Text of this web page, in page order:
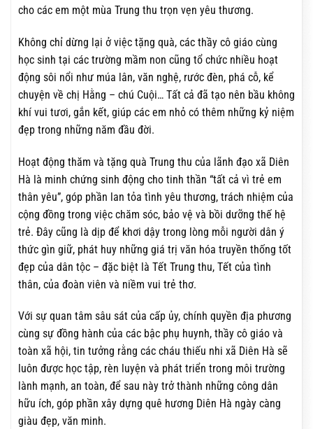
cho các em một mùa Trung thu trọn vẹn yêu thương.
Không chỉ dừng lại ở việc tặng quà, các thầy cô giáo cùng
học sinh tại các trường mầm non cũng tổ chức nhiều hoạt
động sôi nổi như múa lân, văn nghệ, rước đèn, phá cỗ, kể
chuyện về chị Hằng – chú Cuội… Tất cả đã tạo nên bầu không
khí vui tươi, gắn kết, giúp các em nhỏ có thêm những kỷ niệm
đẹp trong những năm đầu đời.
Hoạt động thăm và tặng quà Trung thu của lãnh đạo xã Diên
Hà là minh chứng sinh động cho tinh thần “tất cả vì trẻ em
thân yêu”, góp phần lan tỏa tình yêu thương, trách nhiệm của
cộng đồng trong việc chăm sóc, bảo vệ và bồi dưỡng thế hệ
trẻ. Đây cũng là dịp để khơi dậy trong lòng mỗi người dân ý
thức gìn giữ, phát huy những giá trị văn hóa truyền thống tốt
đẹp của dân tộc – đặc biệt là Tết Trung thu, Tết của tình
thân, của đoàn viên và niềm vui trẻ thơ.
Với sự quan tâm sâu sát của cấp ủy, chính quyền địa phương
cùng sự đồng hành của các bậc phụ huynh, thầy cô giáo và
toàn xã hội, tin tưởng rằng các cháu thiếu nhi xã Diên Hà sẽ
luôn được học tập, rèn luyện và phát triển trong môi trường
lành mạnh, an toàn, để sau này trở thành những công dân
hữu ích, góp phần xây dựng quê hương Diên Hà ngày càng
giàu đẹp, văn minh.